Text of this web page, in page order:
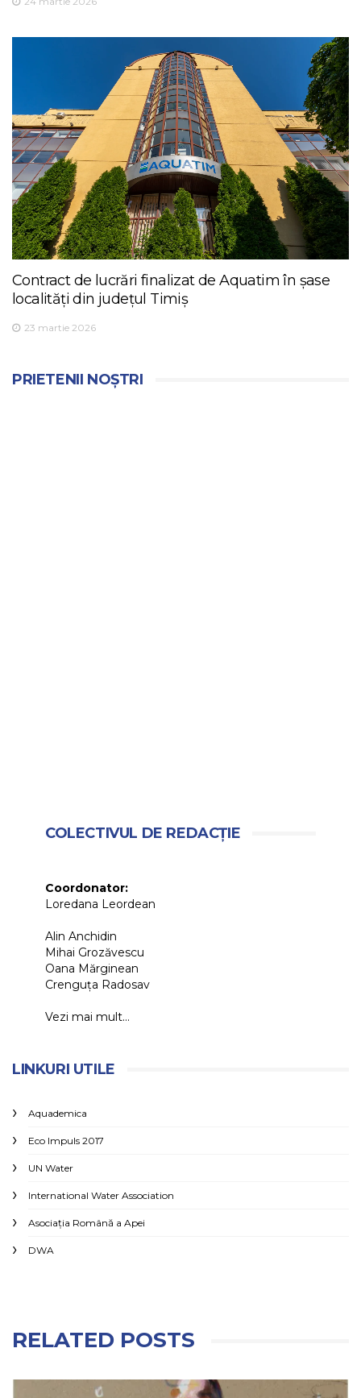
Contract de lucrări finalizat de Aquatim în șase
localități din județul Timiș
23 martie 2026
PRIETENII NOȘTRI
COLECTIVUL DE REDACȚIE
Coordonator:
Loredana Leordean
Alin Anchidin
Mihai Grozăvescu
Oana Mărginean
Crenguța Radosav
Vezi mai mult...
LINKURI UTILE
Aquademica
Eco Impuls 2017
UN Water
International Water Association
Asociaţia Română a Apei
DWA
RELATED POSTS